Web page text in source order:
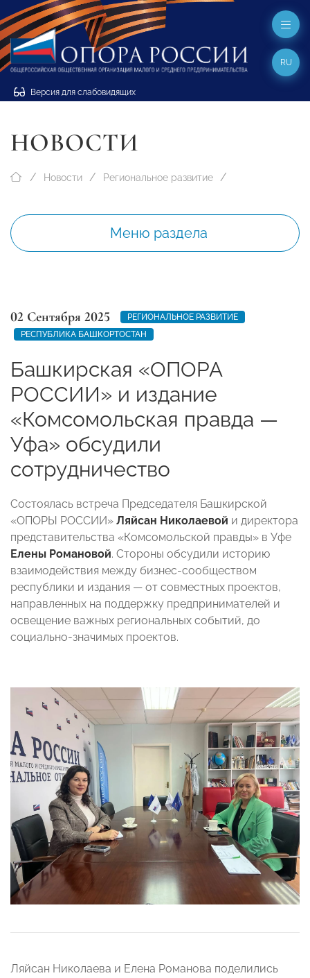
Версия для слабовидящих
RU
НОВОСТИ
Новости Региональное развитие
Меню раздела
02 Сентября 2025
РЕГИОНАЛЬНОЕ РАЗВИТИЕ
РЕСПУБЛИКА БАШКОРТОСТАН
Башкирская «ОПОРА
РОССИИ» и издание
«Комсомольская правда —
Уфа» обсудили
сотрудничество
Состоялась встреча Председателя Башкирской
«ОПОРЫ РОССИИ» Ляйсан Николаевой и директора
представительства «Комсомольской правды» в Уфе
Елены Романовой. Стороны обсудили историю
взаимодействия между бизнес-сообществом
республики и издания — от совместных проектов,
направленных на поддержку предпринимателей и
освещение важных региональных событий, до
социально-значимых проектов.
Ляйсан Николаева и Елена Романова поделились